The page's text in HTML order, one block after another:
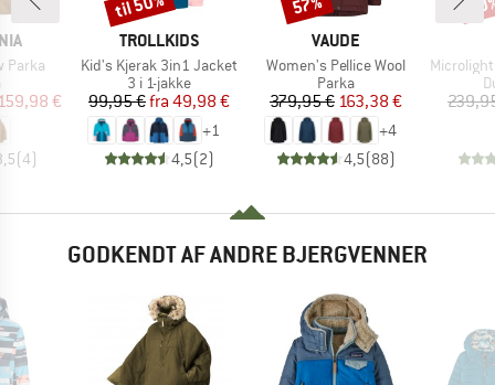
Parka
pris
€
(4)
MÆRKE
TROLLKIDS
Artikel
Kid's Kjerak 3in1 Jacket
Produktgruppe
3 i 1-jakke
Pris
99,95 € Nedsat pris
fra 49,98 €
+1
4,5(2)
MÆRKE
VAUDE
Artikel
Women's Pellice Wool
Produktgruppe
Parka
Pris
379,95 €Nedsat pris
163,38 €
+4
4,5(88)
Artikel
Microlight
GODKENDT AF ANDRE BJERGVENNER